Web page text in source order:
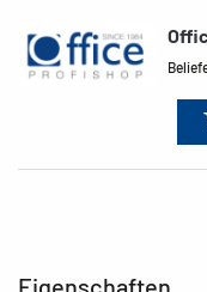
Eigenschaften